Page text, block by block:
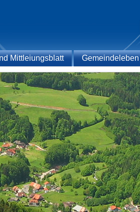
Mittleiungsblatt Gemeindeleben